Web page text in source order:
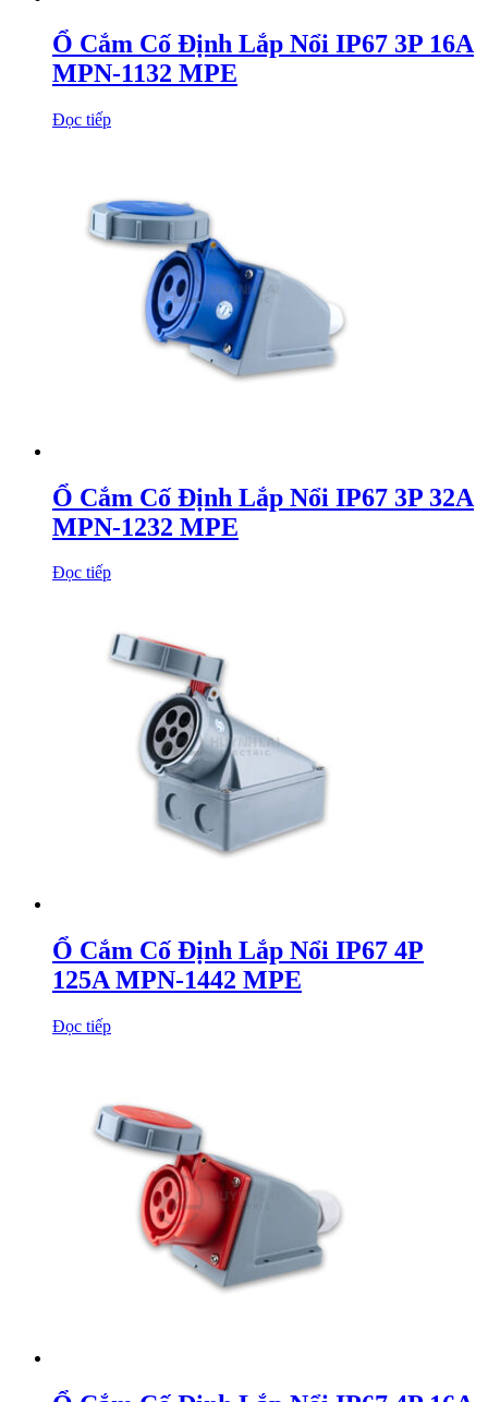
Ổ Cắm Cố Định Lắp Nổi IP67 3P 16A
MPN-1132 MPE
Đọc tiếp
Ổ Cắm Cố Định Lắp Nổi IP67 3P 32A
MPN-1232 MPE
Đọc tiếp
Ổ Cắm Cố Định Lắp Nổi IP67 4P
125A MPN-1442 MPE
Đọc tiếp